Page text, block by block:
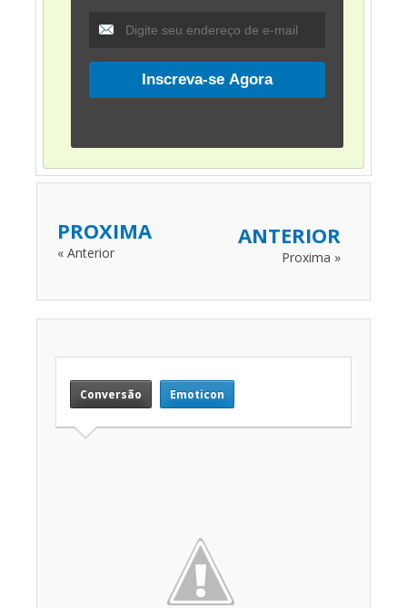
PROXIMA
« Anterior
ANTERIOR
Proxima »
Conversão Emoticon